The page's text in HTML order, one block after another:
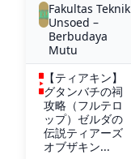
Fakultas Teknik
Unsoed –
Berbudaya
Mutu
【ティアキン】
グタンバチの祠
攻略（フルテロ
ップ）ゼルダの
伝説ティアーズ
オブザキン...